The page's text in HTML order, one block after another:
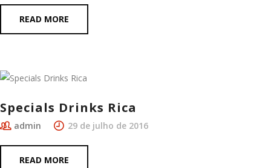
READ MORE
Specials Drinks Rica
admin 29 de julho de 2016
READ MORE